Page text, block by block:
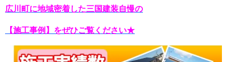
広川町に地域密着した三国建装自慢の
【施工事例】をぜひご覧ください★